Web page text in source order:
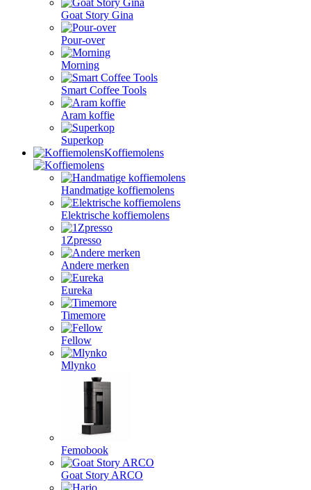
Goat Story Gina
Pour-over
Morning
Smart Coffee Tools
Aram koffie
Superkop
Koffiemolens
Handmatige koffiemolens
Elektrische koffiemolens
1Zpresso
Andere merken
Eureka
Timemore
Fellow
Mlynko
Femobook
Goat Story ARCO